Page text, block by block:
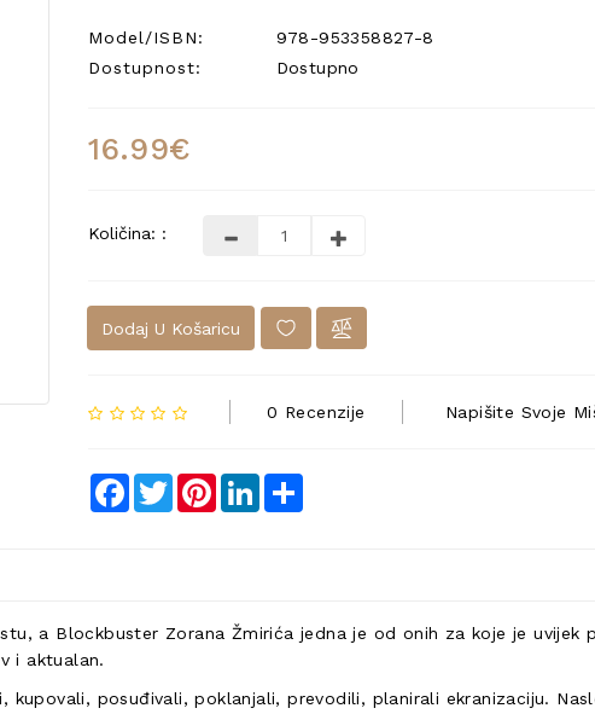
Model/ISBN:
978-953358827-8
Dostupnost:
Dostupno
16.99€
Količina: :
Dodaj U Košaricu
0 Recenzije Napišite Svoje
Facebook
TwitterPinterestLinkedIn
a Blockbuster Zorana Žmirića jedna je od onih za koje je uvijek
i aktualan.
posuđivali, poklanjali, prevodili, planirali ekranizaciju.